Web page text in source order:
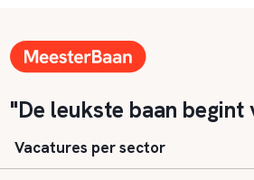
"De leukste baan begint
Vacatures per sector